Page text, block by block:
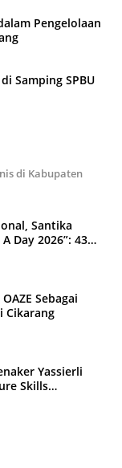
Pengelolaan
Samping SPBU
di Kabupaten
Santika
Day 2026”: 43
Sebagai
Cikarang
Yassierli
Skills